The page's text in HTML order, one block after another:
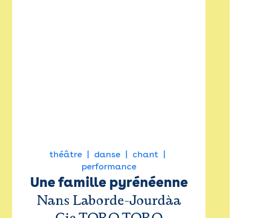
théâtre danse
chant
performance
Une famille pyrénéenne
Nans Laborde-Jourdàa